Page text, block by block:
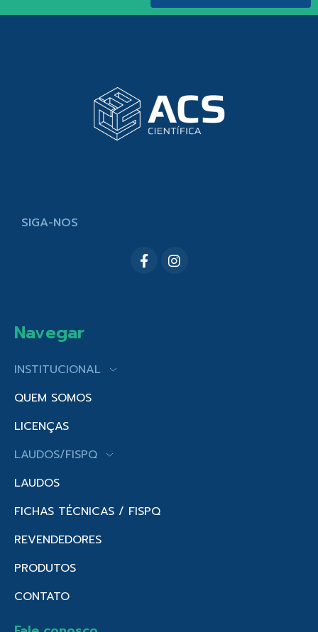
SIGA-NOS
Navegar
INSTITUCIONAL
QUEM SOMOS
LICENÇAS
LAUDOS/FISPQ
LAUDOS
FICHAS TÉCNICAS / FISPQ
REVENDEDORES
PRODUTOS
CONTATO